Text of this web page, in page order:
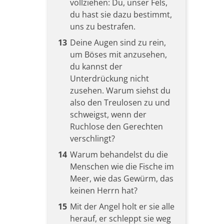
vollziehen: Du, unser Fels,
du hast sie dazu bestimmt,
uns zu bestrafen.
13 Deine Augen sind zu rein,
um Böses mit anzusehen,
du kannst der
Unterdrückung nicht
zusehen. Warum siehst du
also den Treulosen zu und
schweigst, wenn der
Ruchlose den Gerechten
verschlingt?
14 Warum behandelst du die
Menschen wie die Fische im
Meer, wie das Gewürm, das
keinen Herrn hat?
15 Mit der Angel holt er sie alle
herauf, er schleppt sie weg